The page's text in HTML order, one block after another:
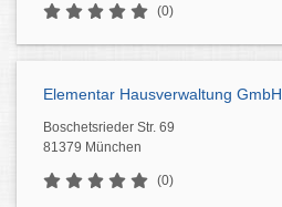
(0)
Elementar Hausverwaltung GmbH
Boschetsrieder Str. 69
81379 München
(0)